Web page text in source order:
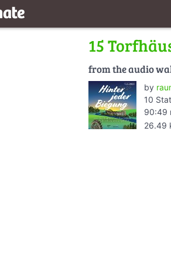
15
from the audio
by
10
90:49
26.49